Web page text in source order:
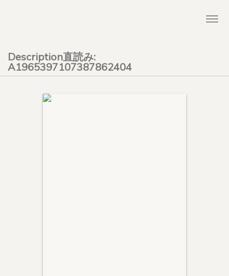
Description直読み:
A1965397107387862404